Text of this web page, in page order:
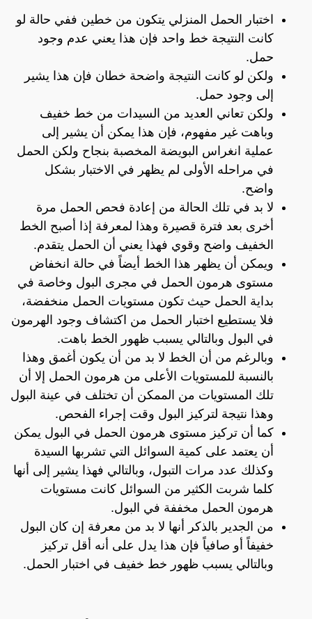
اختبار الحمل المنزلي يتكون من خطين ففي حالة لو
كانت النتيجة خط واحد فإن هذا يعني عدم وجود
حمل.
ولكن لو كانت النتيجة واضحة خطان فإن هذا يشير
إلى وجود حمل.
ولكن تعاني العديد من السيدات من خط خفيف
وباهت غير مفهوم، فإن هذا يمكن أن يشير إلى
عملية انغراس البويضة المخصبة بنجاح ولكن الحمل
في مراحله الأولى لم يظهر في الاختبار بشكل
واضح.
لا بد في تلك الحالة من إعادة فحص الحمل مرة
أخرى بعد فترة قصيرة وهذا لمعرفة إذا أصبح الخط
الخفيف واضح وقوي فهذا يعني أن الحمل يتقدم.
ويمكن أن يظهر هذا الخط أيضاً في حالة انخفاض
مستوى هرمون الحمل في مجرى البول وخاصة في
بداية الحمل حيث تكون مستويات الحمل منخفضة،
فلا يستطيع اختبار الحمل من اكتشاف وجود الهرمون
في البول وبالتالي يسبب ظهور الخط باهت.
وبالرغم من أن الخط لا بد من أن يكون أغمق وهذا
بالنسبة للمستويات الأعلى من هرمون الحمل إلا أن
تلك المستويات من الممكن أن تختلف في عينة البول
وهذا نتيجة لتركيز البول وقت إجراء الفحص.
كما أن تركيز مستوى هرمون الحمل في البول يمكن
أن يعتمد على كمية السوائل التي تشربها السيدة
وكذلك عدد مرات التبول، وبالتالي فهذا يشير إلى أنها
كلما شربت الكثير من السوائل كانت مستويات
هرمون الحمل مخففة في البول.
من الجدير بالذكر أنها لا بد من معرفة إن كان البول
خفيفاً أو صافياً فإن هذا يدل على أنه أقل تركيز
وبالتالي يسبب ظهور خط خفيف في اختبار الحمل.